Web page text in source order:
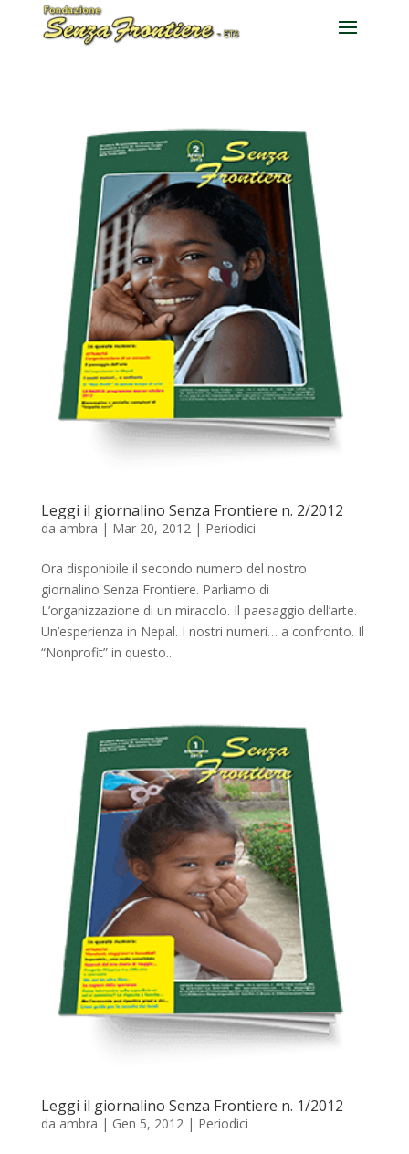
Leggi il giornalino Senza Frontiere n. 2/2012
da ambra | Mar 20, 2012 | Periodici
Ora disponibile il secondo numero del nostro
giornalino Senza Frontiere. Parliamo di
L’organizzazione di un miracolo. Il paesaggio dell’arte.
Un’esperienza in Nepal. I nostri numeri… a confronto. Il
“Nonprofit” in questo...
Leggi il giornalino Senza Frontiere n. 1/2012
da ambra | Gen 5, 2012| Periodici